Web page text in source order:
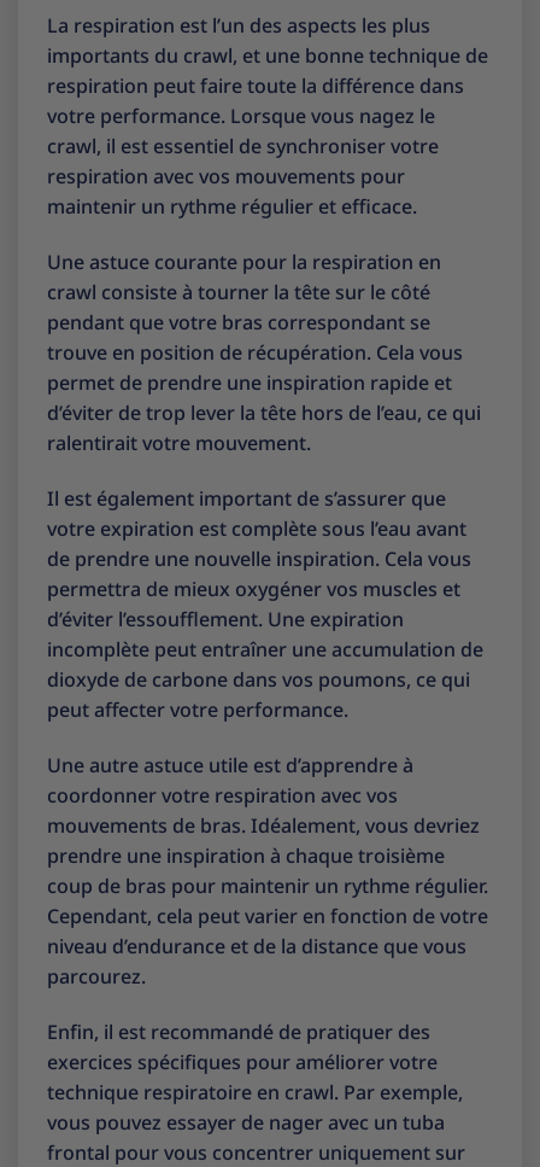
La respiration est l’un des aspects les plus
importants du crawl, et une bonne technique de
respiration peut faire toute la différence dans
votre performance. Lorsque vous nagez le
crawl, il est essentiel de synchroniser votre
respiration avec vos mouvements pour
maintenir un rythme régulier et efficace.
Une astuce courante pour la respiration en
crawl consiste à tourner la tête sur le côté
pendant que votre bras correspondant se
trouve en position de récupération. Cela vous
permet de prendre une inspiration rapide et
d’éviter de trop lever la tête hors de l’eau, ce qui
ralentirait votre mouvement.
Il est également important de s’assurer que
votre expiration est complète sous l’eau avant
de prendre une nouvelle inspiration. Cela vous
permettra de mieux oxygéner vos muscles et
d’éviter l’essoufflement. Une expiration
incomplète peut entraîner une accumulation de
dioxyde de carbone dans vos poumons, ce qui
peut affecter votre performance.
Une autre astuce utile est d’apprendre à
coordonner votre respiration avec vos
mouvements de bras. Idéalement, vous devriez
prendre une inspiration à chaque troisième
coup de bras pour maintenir un rythme régulier.
Cependant, cela peut varier en fonction de votre
niveau d’endurance et de la distance que vous
parcourez.
Enfin, il est recommandé de pratiquer des
exercices spécifiques pour améliorer votre
technique respiratoire en crawl. Par exemple,
vous pouvez essayer de nager avec un tuba
frontal pour vous concentrer uniquement sur